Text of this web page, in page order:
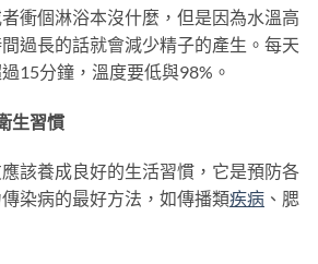
衝個淋浴本沒什麼，但是因為水溫高
過長的話就會減少精子的產生。每天
15分鐘，溫度要低與98%。
生習慣
該養成良好的生活習慣，它是預防各
染病的最好方法，如傳播類疾病 、腮